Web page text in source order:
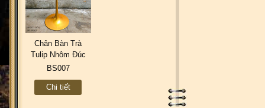
Chân Bàn Trà
Tulip Nhôm Đúc
Khách Sạn Gia
BS007
Chi tiết